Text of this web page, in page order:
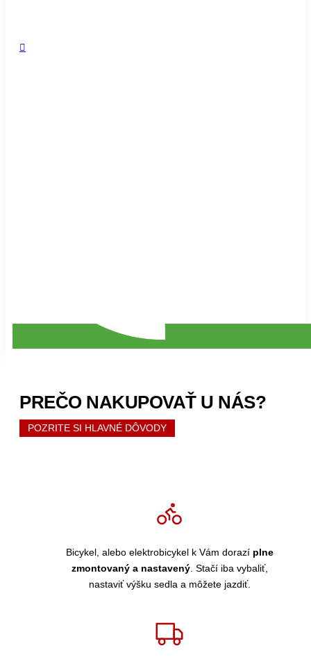
PREČO NAKUPOVAŤ U NÁS?
POZRITE SI HLAVNÉ DÔVODY
Bicykel, alebo elektrobicykel k Vám dorazí plne
zmontovaný a nastavený. Stačí iba vybaliť,
nastaviť výšku sedla a môžete jazdiť.